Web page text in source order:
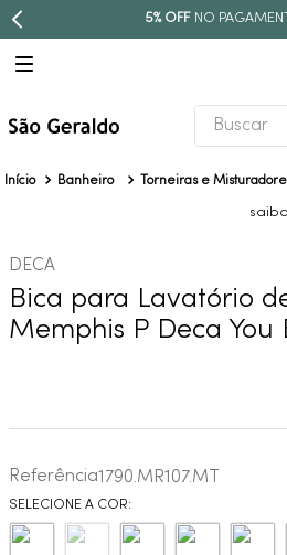
NO PAGAMENTO À VISTA
Buscar
Banheiro Torneiras e
DECA
Bica para Lavatório
Memphis P Deca
Referência1790.MR107.MT
TERMOS MAIS BUSCADOS
deca acabamento registro
4º
torneira
7º
black matte
8º
red gold
9º
deca you